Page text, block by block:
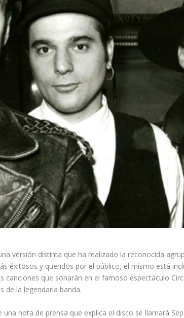
versión distinta que ha realizado la reconocida
éxitosos y queridos por el público, el mísmo está
canciones que sonarán en el famoso espectáculo
de la legendaria banda.
nota de prensa que explica el disco se llamará